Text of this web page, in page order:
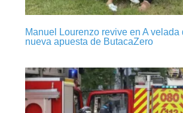
Manuel Lourenzo revive en A velada
nueva apuesta de ButacaZero